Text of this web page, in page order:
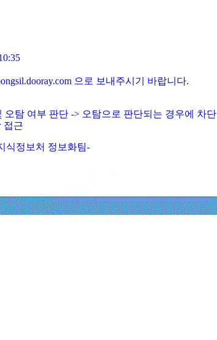
으로 보내주시기 바랍니다.
오탐 여부 판단 -> 오탐으로 판단되는 경우에 차단
접근
식정보처 정보화팀-